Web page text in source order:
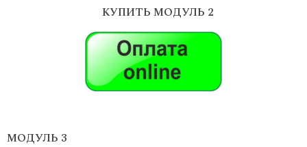
КУПИТЬ МОДУЛЬ 2
МОДУЛЬ 3